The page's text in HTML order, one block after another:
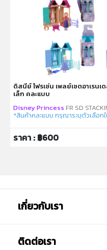
คำเตือน/ข้อห้าม:
ห้ามแยกชิ้นส่วนออกจากกั
งานในการดูแลของผู้ปกค
และขว้างปา
ดิสนีย์ โฟรเซ่น เพลย์เซตอาเรน
เล็ก คละแบบ
Disney Princess FR SD
*สินค้าคละแบบ กรุณาระบุตัวเลือก
ราคา : ฿600
เกี่ยวกับเรา
ติดต่อเรา